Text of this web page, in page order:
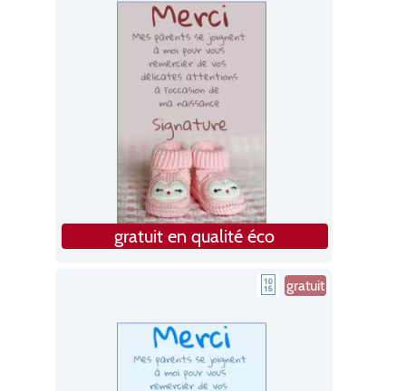
gratuit en qualité éco
gratuit